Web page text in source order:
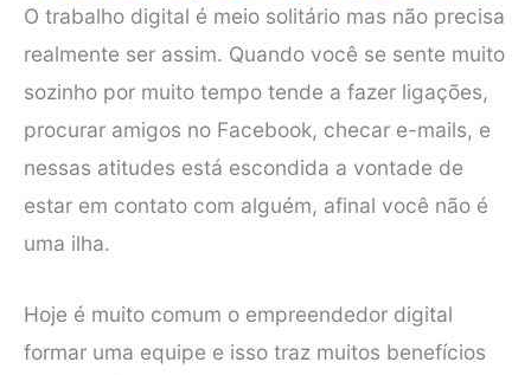
O trabalho digital é meio solitário mas não precisa
realmente ser assim. Quando você se sente muito
sozinho por muito tempo tende a fazer ligações,
procurar amigos no Facebook, checar e-mails, e
nessas atitudes está escondida a vontade de
estar em contato com alguém, afinal você não é
uma ilha.
Hoje é muito comum o empreendedor digital
formar uma equipe e isso traz muitos benefícios